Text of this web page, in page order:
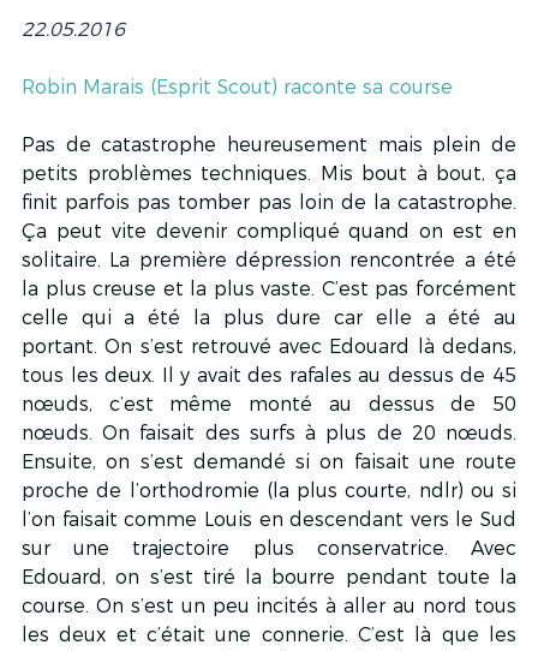
22.05.2016
Robin Marais (Esprit Scout) raconte sa course
Pas de catastrophe heureusement mais plein de
petits problèmes techniques. Mis bout à bout, ça
finit parfois pas tomber pas loin de la catastrophe.
Ça peut vite devenir compliqué quand on est en
solitaire. La première dépression rencontrée a été
la plus creuse et la plus vaste. C’est pas forcément
celle qui a été la plus dure car elle a été au
portant. On s’est retrouvé avec Edouard là dedans,
tous les deux. Il y avait des rafales au dessus de 45
nœuds, c’est même monté au dessus de 50
nœuds. On faisait des surfs à plus de 20 nœuds.
Ensuite, on s’est demandé si on faisait une route
proche de l’orthodromie (la plus courte, ndlr) ou si
l’on faisait comme Louis en descendant vers le Sud
sur une trajectoire plus conservatrice. Avec
Edouard, on s’est tiré la bourre pendant toute la
course. On s’est un peu incités à aller au nord tous
les deux et c’était une connerie. C’est là que les